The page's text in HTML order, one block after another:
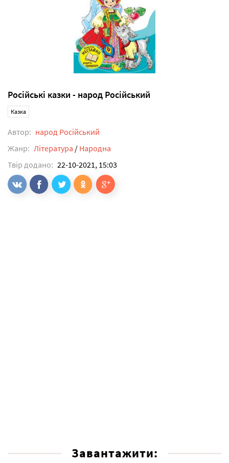
Російські казки - народ Російський
Казка
Автор: народ Російський
Жанр: Література / Народна
Твір додано: 22-10-2021, 15:03
Завантажити: